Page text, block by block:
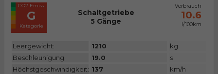
CO2 Emiss.
G
Kategorie
Schaltgetriebe
5 Gänge
Verbrauch
10.6
l/100km
Leergewicht: 1210
kg
Beschleunigung:
19.0
s
Höchstgeschwindigkeit: 137
km/h